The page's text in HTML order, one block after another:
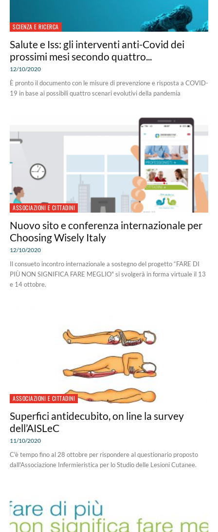
SCIENZA E RICERCA
Salute e Iss: gli interventi anti-Covid dei
prossimi mesi secondo quattro...
12/10/2020
È pronto il documento con le misure di prevenzione e risposta a COVID-
19 in base ai possibili quattro scenari evolutivi della pandemia
ASSOCIAZIONI E CITTADINI
Nuovo sito e conferenza internazionale per
Choosing Wisely Italy
12/10/2020
Il consueto incontro internazionale a sostegno del progetto “FARE DI
PIÙ NON SIGNIFICA FARE MEGLIO" si svolgerà in forma virtuale il 13
e 14 ottobre.
ASSOCIAZIONI E CITTADINI
Superfici antidecubito, on line la survey
dell’AISLeC
11/10/2020
C'è tempo fino al 28 ottobre per rispondere al questionario proposto
dall'Associazione Infermieristica per lo Studio delle Lesioni Cutanee.